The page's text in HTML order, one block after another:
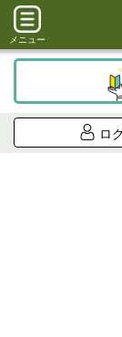
メニュー
ロ